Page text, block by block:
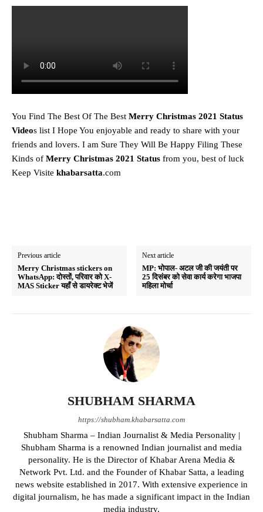
You Find The Best Of The Best Merry Christmas 2021 Status
Videos list I Hope You enjoyable and ready to share with your
friends and lovers. I am Sure They Will Be Happy Filing These
Kinds of Merry Christmas 2021 Status from you, best of luck
Keep Visite khabarsatta.com
Previous article
Merry Christmas stickers on
WhatsApp: दोस्तों, परिवार को X-
MAS Sticker यहाँ से डायरेक्ट भेजें
Next article
MP: भोपाल- अटल जी की जयंती पर
25 दिसंबर को सेवा कार्य करेगा भाजपा
महिला मोर्चा
SHUBHAM SHARMA
https://shubham.khabarsatta.com
Shubham Sharma – Indian Journalist & Media Personality |
Shubham Sharma is a renowned Indian journalist and media
personality. He is the Director of Khabar Arena Media &
Network Pvt. Ltd. and the Founder of Khabar Satta, a leading
news website established in 2017. With extensive experience in
digital journalism, he has made a significant impact in the Indian
media industry.